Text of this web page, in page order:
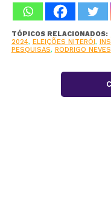
TÓPICOS RELACIONADOS:
2024, ELEIÇÕES NITERÓI,
PESQUISAS, RODRIGO NEVES